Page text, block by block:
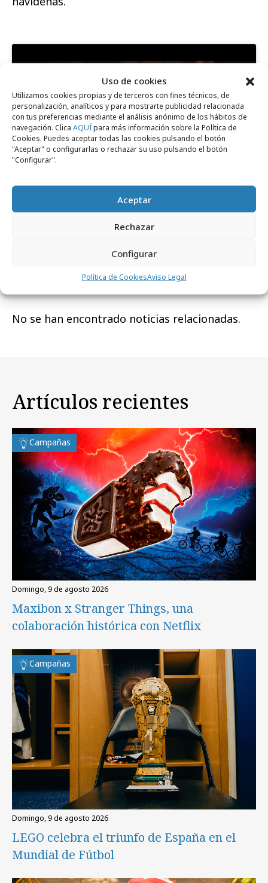
Uso de cookies
Utilizamos cookies propias y de terceros con fines técnicos, de
personalización, analíticos y para mostrarte publicidad relacionada
con tus preferencias mediante el análisis anónimo de los hábitos de
navegación. Clica AQUÍpara más información sobre la Política de
Cookies. Puedes aceptar todas las cookies pulsando el botón
"Aceptar" o configurarlas o rechazar su uso pulsando el botón
"Configurar".
Aceptar
Rechazar
Configurar
Política de CookiesAviso Legal
Haz clic para aceptar cookies de marketing
y permitir este contenido
Comparte
Noticias Relacionadas
No se han encontrado noticias relacionadas.
Artículos recientes
Campañas
domingo, 9 de agosto 2026
Maxibon x Stranger Things, una
colaboración histórica con Netflix
Campañas
domingo, 9 de agosto 2026
LEGO celebra el triunfo de España en el
Mundial de Fútbol